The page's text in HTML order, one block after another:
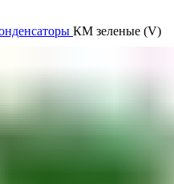
КМ зеленые (V)